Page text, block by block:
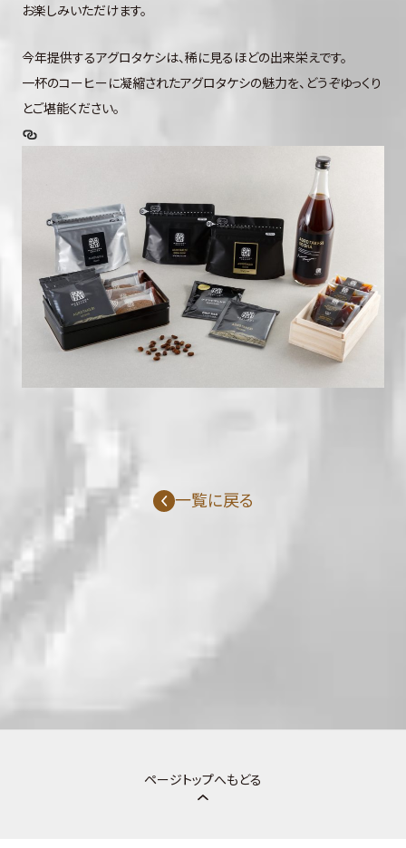
お楽しみいただけます。
今年提供するアグロタケシは、稀に見るほどの出来栄えです。
一杯のコーヒーに凝縮されたアグロタケシの魅力を、どうぞゆっくり
とご堪能ください。
一覧に戻る
ページトップへもどる